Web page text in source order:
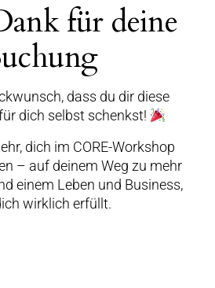
für deine
dass du dir diese
dich selbst schenkst!
dich im CORE-Workshop
– auf deinem Weg zu mehr
einem Leben und Business,
wirklich erfüllt.